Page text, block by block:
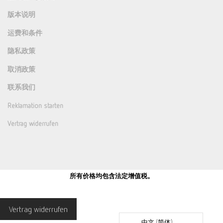
版本说明
运费和条件
隐私政策
取消政策
联系我们
Reklamation starten
Vertrag widerrufen
所有价格均包含法定增值税。
Vertrag widerrufen